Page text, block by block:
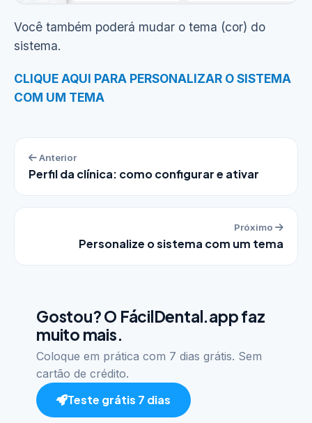
Você também poderá mudar o tema (cor) do
sistema.
CLIQUE AQUI PARA PERSONALIZAR O SISTEMA
COM UM TEMA
Anterior
Perfil da clínica: como configurar e ativar
Próximo
Personalize o sistema com um tema
Gostou? O FácilDental.app faz
muito mais.
Coloque em prática com 7 dias grátis. Sem
cartão de crédito.
Teste grátis 7 dias